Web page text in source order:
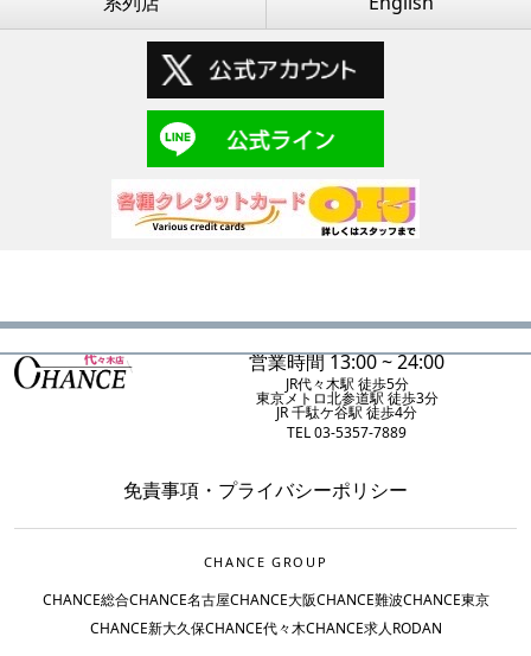
営業時間 13:00 ~ 24:00
JR代々木駅 徒歩5分
東京メトロ北参道駅 徒歩3分
JR 千駄ケ谷駅 徒歩4分
TEL 03-5357-7889
免責事項 ・ プライバシーポリシー
CHANCE GROUP
CHANCE総合CHANCE名古屋CHANCE大阪CHANCE難波CHANCE東京
CHANCE新大久保CHANCE代々木CHANCE求人RODAN